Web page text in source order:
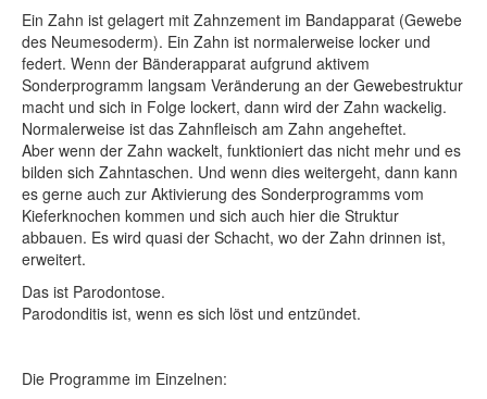
Ein Zahn ist gelagert mit Zahnzement im Bandapparat (Gewebe
des Neumesoderm). Ein Zahn ist normalerweise locker und
federt. Wenn der Bänderapparat aufgrund aktivem
Sonderprogramm langsam Veränderung an der Gewebestruktur
macht und sich in Folge lockert, dann wird der Zahn wackelig.
Normalerweise ist das Zahnfleisch am Zahn angeheftet.
Aber wenn der Zahn wackelt, funktioniert das nicht mehr und es
bilden sich Zahntaschen. Und wenn dies weitergeht, dann kann
es gerne auch zur Aktivierung des Sonderprogramms vom
Kieferknochen kommen und sich auch hier die Struktur
abbauen. Es wird quasi der Schacht, wo der Zahn drinnen ist,
erweitert.
Das ist Parodontose.
Parodonditis ist, wenn es sich löst und entzündet.
Die Programme im Einzelnen: